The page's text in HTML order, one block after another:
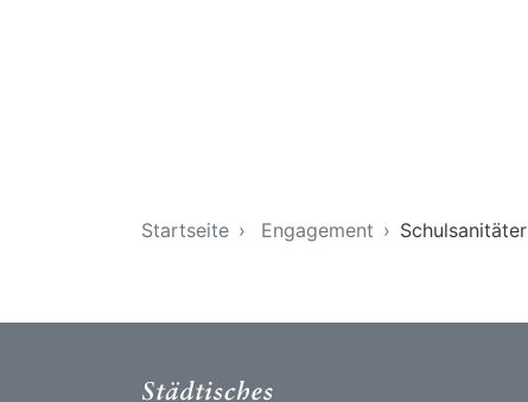
Startseite Engagement Schulsanitäter